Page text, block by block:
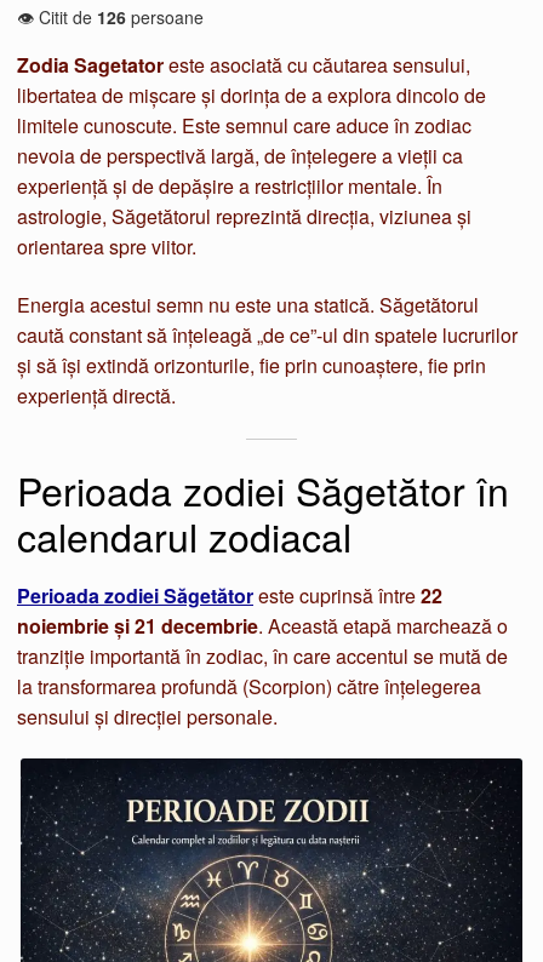
👁️ Citit de 126 persoane
Zodia Sagetatoreste asociată cu căutarea sensului,
libertatea de mișcare și dorința de a explora dincolo de
limitele cunoscute. Este semnul care aduce în zodiac
nevoia de perspectivă largă, de înțelegere a vieții ca
experiență și de depășire a restricțiilor mentale. În
astrologie, Săgetătorul reprezintă direcția, viziunea și
orientarea spre viitor.
Energia acestui semn nu este una statică. Săgetătorul
caută constant să înțeleagă „de ce”-ul din spatele lucrurilor
și să își extindă orizonturile, fie prin cunoaștere, fie prin
experiență directă.
Perioada zodiei Săgetător în
calendarul zodiacal
Perioada zodiei Săgetătoreste cuprinsă între22
noiembrie și 21 decembrie. Această etapă marchează o
tranziție importantă în zodiac, în care accentul se mută de
la transformarea profundă (Scorpion) către înțelegerea
sensului și direcției personale.